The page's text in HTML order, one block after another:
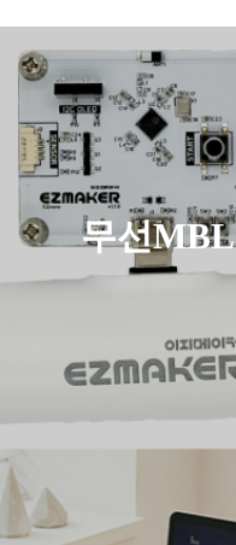
무선MBL